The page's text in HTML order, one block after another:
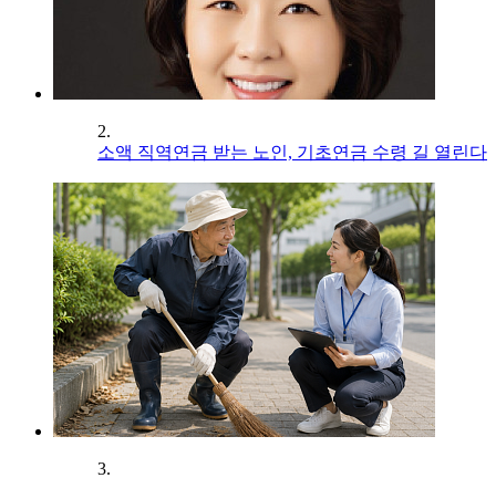
2.
소액 직역연금 받는 노인, 기초연금 수령 길 열린다
3.